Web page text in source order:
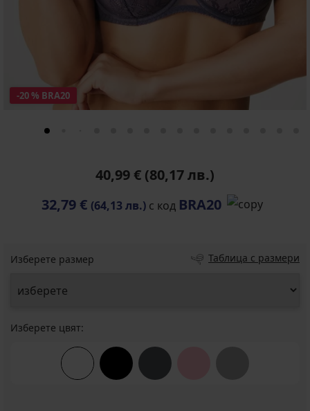
-20 % BRA20
40,99 € (80,17 лв.)
32,79 € (64,13 лв.) с код BRA20
Изберете размер Таблица с размери
Изберете цвят: